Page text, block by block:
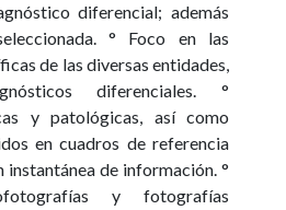
diferencial; además
° Foco en las
de las diversas entidades,
diferenciales. °
y patológicas, así como
en cuadros de referencia
de información. °
y fotografías